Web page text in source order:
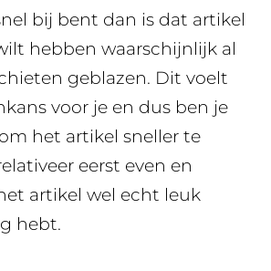
bij bent dan is dat artikel
hebben waarschijnlijk al
geblazen. Dit voelt
voor je en dus ben je
het artikel sneller te
eerst even en
artikel wel echt leuk
hebt.